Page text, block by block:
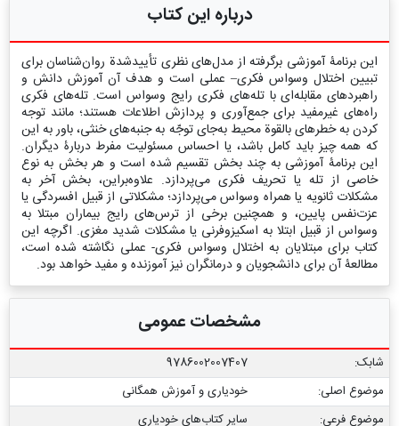
درباره این کتاب
این برنامۀ آموزشی برگرفته از مدل‌های نظری تأییدشدة روان‌شناسان برای
تبیین اختلال وسواس فکری– عملی است و هدف آن آموزش دانش و
راهبردهای مقابله‌ای با تله‌های فکری رایج وسواس است. تله‌های فکری
راه‌های غیرمفید برای جمع‌آوری و پردازش اطلاعات هستند؛ مانند توجه
کردن به خطرهای بالقوة محیط به‌جای توجّه به جنبه‌های خنثی، باور به این
که همه چیز باید کامل باشد، یا احساس مسئولیت مفرط دربارۀ دیگران.
این برنامۀ آموزشی به چند بخش تقسیم شده است و هر بخش به نوع
خاصی از تله یا تحریف فکری می‌پردازد. علاوه‌بر‌این، بخش آخر به
مشکلات ثانویه یا همراه وسواس می‌پردازد؛ مشکلاتی از قبیل افسردگی یا
عزت‌نفس پایین، و همچنین برخی از ترس‌های رایج بیماران مبتلا به
وسواس از قبیل ابتلا به اسکیزوفرنی یا مشکلات شدید مغزی. اگرچه این
کتاب برای مبتلایان به اختلال وسواس فکری- عملی نگاشته شده است،
مطالعۀ آن برای دانشجویان و درمانگران نیز آموزنده و مفید خواهد بود.
مشخصات عمومی
شابک:
9786002007407
موضوع اصلی:
خودیاری و آموزش همگانی
موضوع فرعی:
سایر کتاب‌های خودیاری